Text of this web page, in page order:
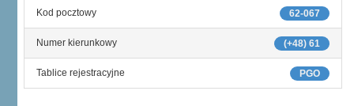
62-067
Kod pocztowy
(+48) 61
Numer kierunkowy
PGO
Tablice rejestracyjne